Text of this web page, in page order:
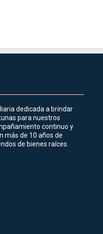
dedicada a brindar
para nuestros
continuo y
más de 10 años de
de bienes raíces.